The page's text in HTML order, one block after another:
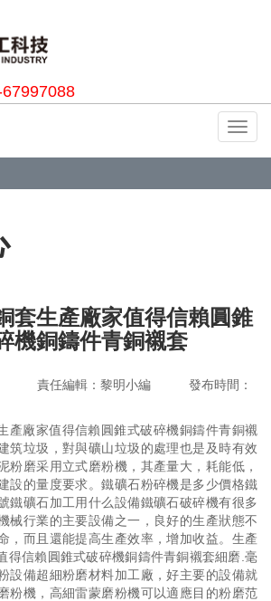
切
換
套生產廠家值得信賴圓錐
機銅鑄件青銅襯套
工 責任編輯：黎明小編 發布時間：
產廠家值得信賴圓錐式破碎機銅鑄件青銅襯
筑垃圾，對與礦山垃圾的處理也是及時有效
粉磨采用立式磨粉機，其產量大，耗能低，
設的量度要求。鐵礦石粉碎機是多少價格鐵
鐵礦石加工用什么設備鐵礦石破碎機有很多
械行業的主要設備之一，良好的生產狀態不
，而且還能提高生產效率，增加收益。生產
得信賴圓錐式破碎機銅鑄件青銅襯套細磨.毫
設備超細粉磨材料加工廠，好主要的設備就
粉機，高細雷蒙磨粉機可以適應目的粉磨范